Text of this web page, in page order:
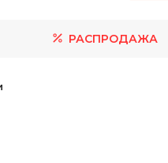
РАСПРОДАЖА